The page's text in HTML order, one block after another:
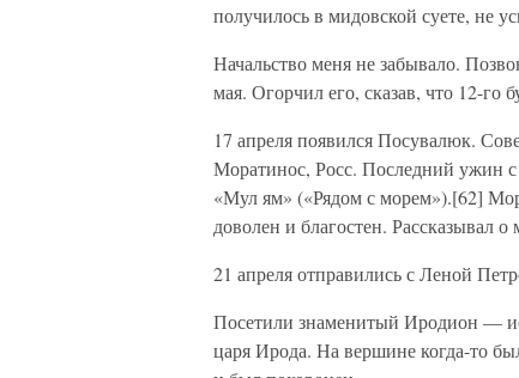
получилось в мидовской суете, не
Начальство меня не забывало.
мая. Огорчил его, сказав, что 12-го
17 апреля появился Посувалюк.
Моратинос, Росс. Последний ужин
«Мул ям» («Рядом с морем»).[62]
доволен и благостен. Рассказывал
21 апреля отправились с Леной
Посетили знаменитый Иродион —
царя Ирода. На вершине когда-то